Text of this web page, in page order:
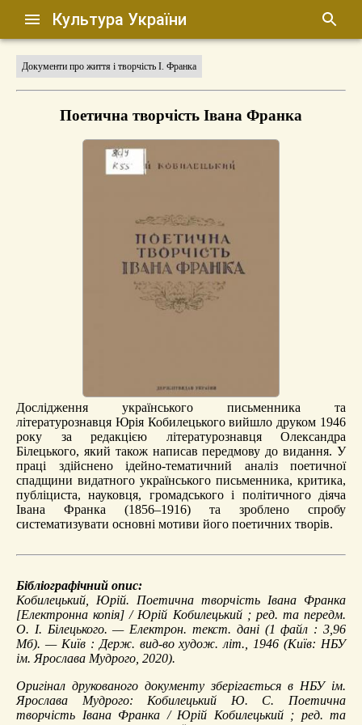
Культура України
Документи про життя і творчість І. Франка
Поетична творчість Івана Франка
Дослідження українського письменника та
літературознавця Юрія Кобилецького вийшло друком 1946
року за редакцією літературознавця Олександра
Білецького, який також написав передмову до видання. У
праці здійснено ідейно-тематичний аналіз поетичної
спадщини видатного українського письменника, критика,
публіциста, науковця, громадського і політичного діяча
Івана Франка (1856–1916) та зроблено спробу
систематизувати основні мотиви його поетичних творів.
Бібліографічний опис:
Кобилецький, Юрій. Поетична творчість Івана Франка
[Електронна копія] / Юрій Кобилецький ; ред. та передм.
О. І. Білецького. — Електрон. текст. дані (1 файл : 3,96
Мб). — Київ : Держ. вид-во худож. літ., 1946 (Київ: НБУ
ім. Ярослава Мудрого, 2020).
Оригінал друкованого документу зберігається в НБУ ім.
Ярослава Мудрого: Кобилецький Ю. C. Поетична
творчість Івана Франка / Юрій Кобилецький ; ред. та